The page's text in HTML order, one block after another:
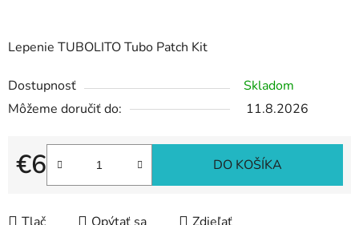
Lepenie TUBOLITO Tubo Patch Kit
Dostupnosť
Skladom
Môžeme doručiť do:
11.8.2026
€6
Jednotková cena:
DO KOŠÍKA